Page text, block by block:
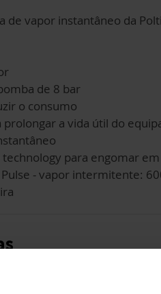
de vapor instantâneo da
de 8 bar
o consumo
prolongar a vida útil do
technology para engomar
- vapor intermitente: